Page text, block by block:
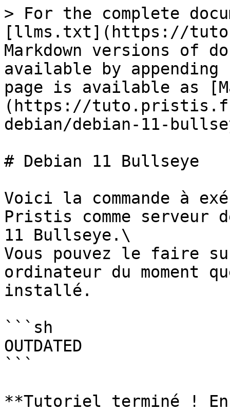
> For the complete
[llms.txt](https://
Markdown versions of
available by
page is available as
(https://
debian/debian-11-
# Debian 11 Bullseye
Voici la commande à
Pristis comme serveur
11 Bullseye.\
Vous pouvez le faire
ordinateur du moment
installé.
```sh
OUTDATED
```
**Tutoriel terminé !